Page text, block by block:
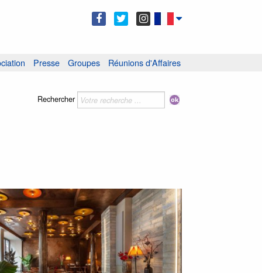
Réunions d'Affaires
Groupes
Presse
Rechercher